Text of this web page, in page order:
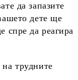
да запазите
дете ще
спре да реагира
трудните